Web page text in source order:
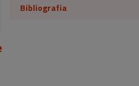
Bibliografia